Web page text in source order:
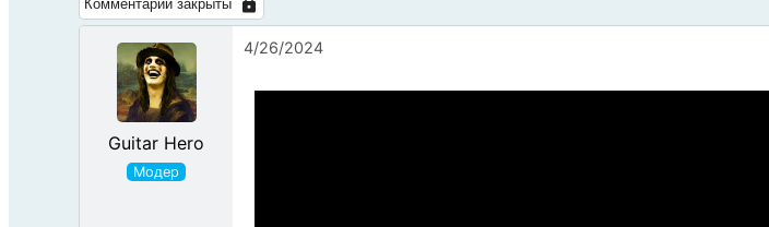
Комментарии закрыты
Guitar Hero
4/26/2024